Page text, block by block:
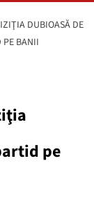
DUBIOASĂ DE
PE BANII
pe